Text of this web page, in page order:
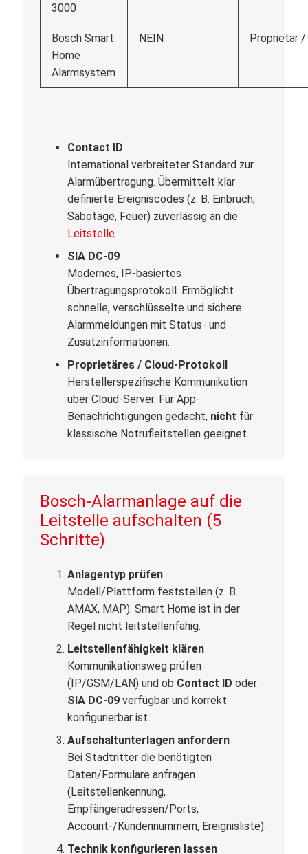
3000
Bosch Smart
Home
Alarmsystem
NEIN Proprietär /
Contact ID
International verbreiteter Standard zur
Alarmübertragung. Übermittelt klar
definierte Ereigniscodes (z. B. Einbruch,
Sabotage, Feuer) zuverlässig an die
Leitstelle.
SIA DC-09
Modernes, IP-basiertes
Übertragungsprotokoll. Ermöglicht
schnelle, verschlüsselte und sichere
Alarmmeldungen mit Status- und
Zusatzinformationen.
Proprietäres / Cloud-Protokoll
Herstellerspezifische Kommunikation
über Cloud-Server. Für App-
Benachrichtigungen gedacht, nicht für
klassische Notrufleitstellen geeignet.
Bosch-Alarmanlage auf die
Leitstelle aufschalten (5
Schritte)
Anlagentyp prüfen
Modell/Plattform feststellen (z. B.
AMAX, MAP). Smart Home ist in der
Regel nicht leitstellenfähig.
Leitstellenfähigkeit klären
Kommunikationsweg prüfen
(IP/GSM/LAN) und ob Contact ID oder
SIA DC-09 verfügbar und korrekt
konfigurierbar ist.
Aufschaltunterlagen anfordern
Bei Stadtritter die benötigten
Daten/Formulare anfragen
(Leitstellenkennung,
Empfängeradressen/Ports,
Account-/Kundennummern, Ereignisliste).
Technik konfigurieren lassen